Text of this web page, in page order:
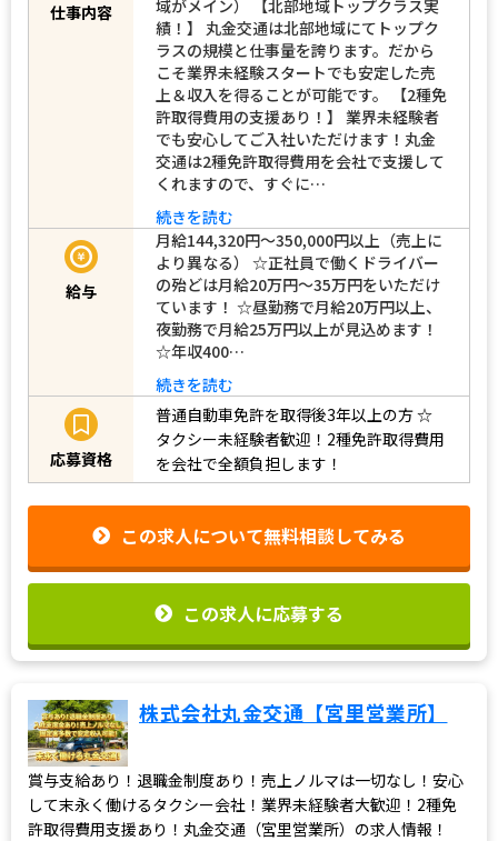
仕事内容
域がメイン） 【北部地域トップクラス実
績！】 丸金交通は北部地域にてトップク
ラスの規模と仕事量を誇ります。だから
こそ業界未経験スタートでも安定した売
上＆収入を得ることが可能です。 【2種免
許取得費用の支援あり！】 業界未経験者
でも安心してご入社いただけます！丸金
交通は2種免許取得費用を会社で支援して
くれますので、すぐに…
続きを読む
給与
月給144,320円〜350,000円以上（売上に
より異なる） ☆正社員で働くドライバー
の殆どは月給20万円～35万円をいただけ
ています！ ☆昼勤務で月給20万円以上、
夜勤務で月給25万円以上が見込めます！
☆年収400…
続きを読む
応募資格
普通自動車免許を取得後3年以上の方☆
タクシー未経験者歓迎！2種免許取得費用
を会社で全額負担します！
この求人について無料相談してみる
この求人に応募する
株式会社丸金交通【宮里営業所】
賞与支給あり！退職金制度あり！売上ノルマは一切なし！安心
して末永く働けるタクシー会社！業界未経験者大歓迎！2種免
許取得費用支援あり！丸金交通（宮里営業所）の求人情報！